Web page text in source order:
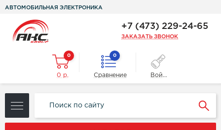
АВТОМОБИЛЬНАЯ ЭЛЕКТРОНИКА
+7 (473) 229-24-65
ЗАКАЗАТЬ ЗВОНОК
0
0 р.
0
Сравнение Войти